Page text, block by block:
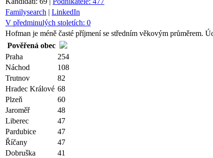
Familysearch | LinkedIn
V předminulých stoletích: 0
Hofman je méně časté příjmení se středním věkovým průměrem.
Pověřená obec
Praha
254
Náchod
108
Trutnov
82
Hradec Králové 68
Plzeň
60
Jaroměř
48
Liberec
47
Pardubice
47
Říčany
47
Dobruška
41